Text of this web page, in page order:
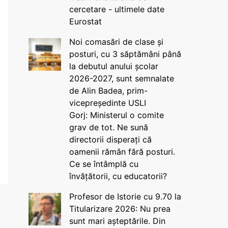
cercetare - ultimele date
Eurostat
Noi comasări de clase și
posturi, cu 3 săptămâni până
la debutul anului școlar
2026-2027, sunt semnalate
de Alin Badea, prim-
vicepreședinte USLI
Gorj: Ministerul o comite
grav de tot. Ne sună
directorii disperați că
oamenii rămân fără posturi.
Ce se întâmplă cu
învățătorii, cu educatorii?
Profesor de Istorie cu 9.70 la
Titularizare 2026: Nu prea
sunt mari așteptările. Din